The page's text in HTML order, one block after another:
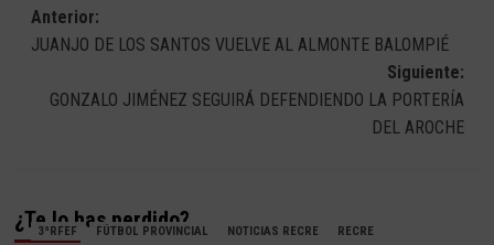
Navegación
de
entradas
Anterior:
JUANJO DE LOS SANTOS VUELVE AL ALMONTE BALOMPIÉ
Siguiente:
GONZALO JIMÉNEZ SEGUIRÁ DEFENDIENDO LA PORTERÍA
DEL AROCHE
¿Te lo has perdido?
3ªRFEF FÚTBOL PROVINCIAL NOTICIAS RECRE RECRE